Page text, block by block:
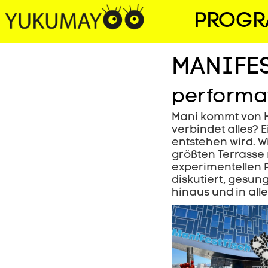
Mani kommt von
verbindet alles?
entstehen wird.
größten
experimentellen
diskutiert,
hinaus und in